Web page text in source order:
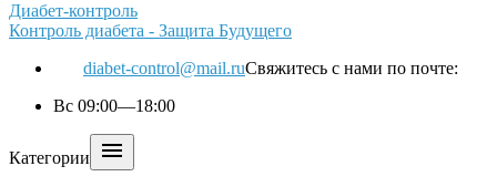
Диабет-контроль
Контроль диабета - Защита Будущего
diabet-control@mail.ruСвяжитесь с нами по почте:
Вс 09:00—18:00
Категории 